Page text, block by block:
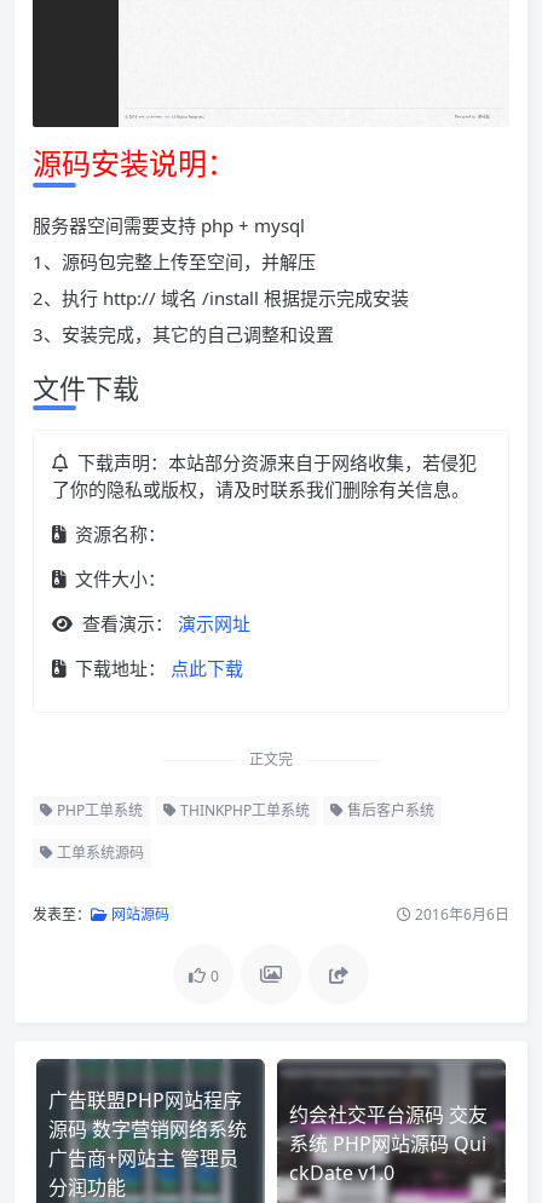
源码安装说明：
服务器空间需要支持 php + mysql
1、源码包完整上传至空间，并解压
2、执行 http:// 域名 /install 根据提示完成安装
3、安装完成，其它的自己调整和设置
文件下载
下载声明：本站部分资源来自于网络收集，若侵犯
了你的隐私或版权，请及时联系我们删除有关信息。
资源名称：
文件大小：
查看演示：
演示网址
下载地址：
点此下载
正文完
PHP工单系统 THINKPHP工单系统 售后客户系统
工单系统源码
发表至： 网站源码 2016年6月6日
0
广告联盟PHP网站程序
源码 数字营销网络系统
广告商+网站主 管理员
分润功能
约会社交平台源码 交友
系统 PHP网站源码 Qui
ckDate v1.0